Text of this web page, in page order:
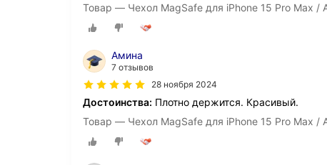
Товар — Чехол MagSafe для iPhone 15 Pro Max /
Амина
7 отзывов
28 ноября 2024
Достоинства: Плотно держится. Красивый.
Товар — Чехол MagSafe для iPhone 15 Pro Max /